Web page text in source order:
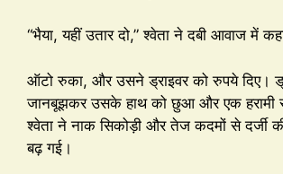
“भैया, यहीं उतार दो,” श्वेता ने दबी आवाज में
ऑटो रुका, और उसने ड्राइवर को रुपये दिए।
जानबूझकर उसके हाथ को छुआ और एक हरामी
श्वेता ने नाक सिकोड़ी और तेज कदमों से दर्जी
बढ़ गई।